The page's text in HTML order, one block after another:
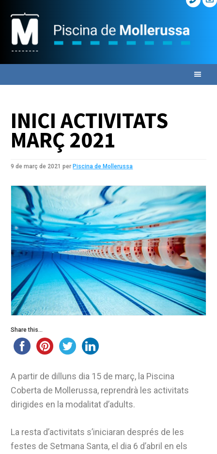
primary
navigation
content
primary
sidebar
INICI ACTIVITATS
MARÇ 2021
9 de març de 2021 per Piscina de Mollerussa
Share this...
A partir de dilluns dia 15 de març, la Piscina
Coberta de Mollerussa, reprendrà les activitats
dirigides en la modalitat d’adults.
La resta d’activitats s’iniciaran després de les
festes de Setmana Santa, el dia 6 d’abril en els